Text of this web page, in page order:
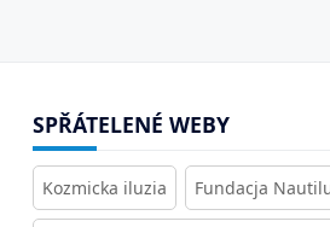
SPŘÁTELENÉ WEBY
Kozmicka iluzia Fundacja